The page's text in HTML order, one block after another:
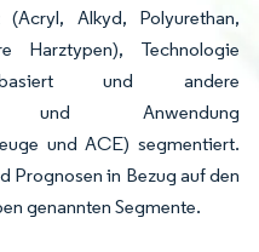
Alkyd, Polyurethan,
Harztypen), Technologie
und andere
und Anwendung
und ACE) segmentiert.
Prognosen in Bezug auf den
genannten Segmente.